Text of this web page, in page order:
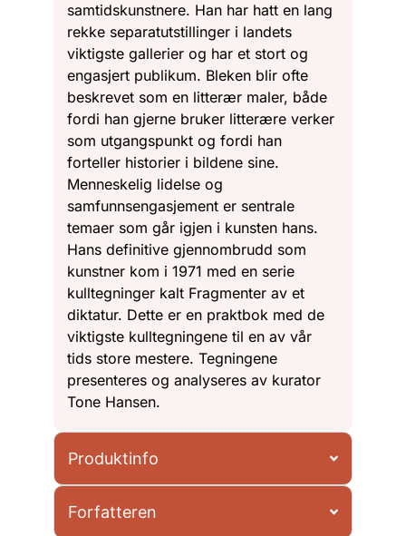
samtidskunstnere. Han har hatt en lang
rekke separatutstillinger i landets
viktigste gallerier og har et stort og
engasjert publikum. Bleken blir ofte
beskrevet som en litterær maler, både
fordi han gjerne bruker litterære verker
som utgangspunkt og fordi han
forteller historier i bildene sine.
Menneskelig lidelse og
samfunnsengasjement er sentrale
temaer som går igjen i kunsten hans.
Hans definitive gjennombrudd som
kunstner kom i 1971 med en serie
kulltegninger kalt Fragmenter av et
diktatur. Dette er en praktbok med de
viktigste kulltegningene til en av vår
tids store mestere. Tegningene
presenteres og analyseres av kurator
Tone Hansen.
Produktinfo
Forfatteren